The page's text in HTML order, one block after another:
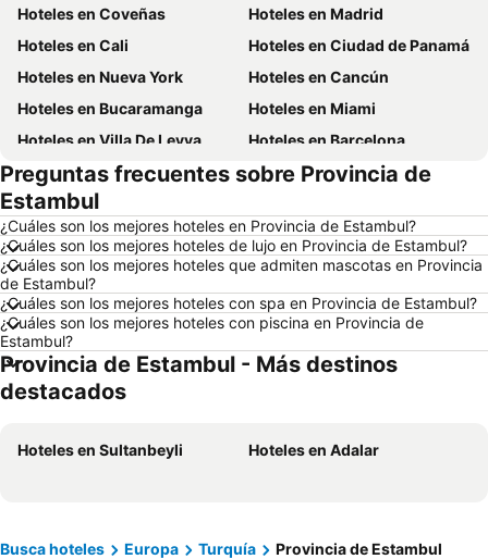
Hoteles en Coveñas
Hoteles en Madrid
Hoteles en Cali
Hoteles en Ciudad de Panamá
Hoteles en Nueva York
Hoteles en Cancún
Hoteles en Bucaramanga
Hoteles en Miami
Hoteles en Villa De Leyva
Hoteles en Barcelona
Hoteles en Melgar
Hoteles en París
Hoteles en Roma
Hoteles en Pereira
Hoteles en Orlando
Hoteles en Villavicencio
Hoteles en Río de Janeiro
Hoteles en Girardot
Hoteles en Panamá
Hoteles en Santiago de Chile
Hoteles en Madrid
Hoteles en Los Cabos
Hoteles en Colombia
Hoteles en Isla Margarita
Hoteles en Quindío
Hoteles en Argentina
Hoteles en Florida
Hoteles en Eje Cafetero
Preguntas frecuentes sobre Provincia de
Estambul
¿Cuáles son los mejores hoteles en Provincia de Estambul?
¿Cuáles son los mejores hoteles de lujo en Provincia de Estambul?
¿Cuáles son los mejores hoteles que admiten mascotas en Provincia
de Estambul?
¿Cuáles son los mejores hoteles con spa en Provincia de Estambul?
¿Cuáles son los mejores hoteles con piscina en Provincia de
Estambul?
Provincia de Estambul - Más destinos
destacados
Hoteles en Sultanbeyli Hoteles en Adalar
Busca hoteles Europa Turquía Provincia de Estambul